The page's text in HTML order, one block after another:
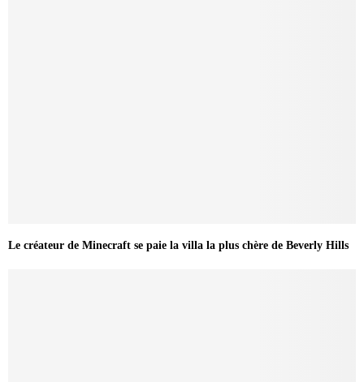
Le créateur de Minecraft se paie la villa la plus chère de Beverly Hills